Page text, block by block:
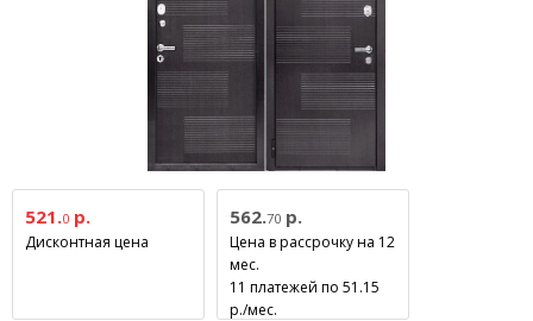
521.0р.
Дисконтная цена
562.70р.
Цена в рассрочку на 12
мес.
11 платежей по 51.15
р./мес.